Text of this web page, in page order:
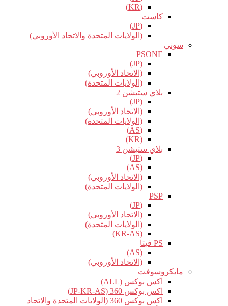
(KR)
كاست
(JP)
(الولايات المتحدة والاتحاد الأوروبي)
سوني
PSONE
(JP)
(الاتحاد الأوروبي)
(الولايات المتحدة)
بلاي ستيشن 2
(JP)
(الاتحاد الأوروبي)
(الولايات المتحدة)
(AS)
(KR)
بلاي ستيشن 3
(JP)
(AS)
(الاتحاد الأوروبي)
(الولايات المتحدة)
PSP
(JP)
(الاتحاد الأوروبي)
(الولايات المتحدة)
(KR-AS)
PS فيتا
(AS)
(الاتحاد الأوروبي)
مايكروسوفت
اكس بوكس (ALL)
اكس بوكس 360 (JP-KR-AS)
اكس بوكس 360 (الولايات المتحدة والاتحاد